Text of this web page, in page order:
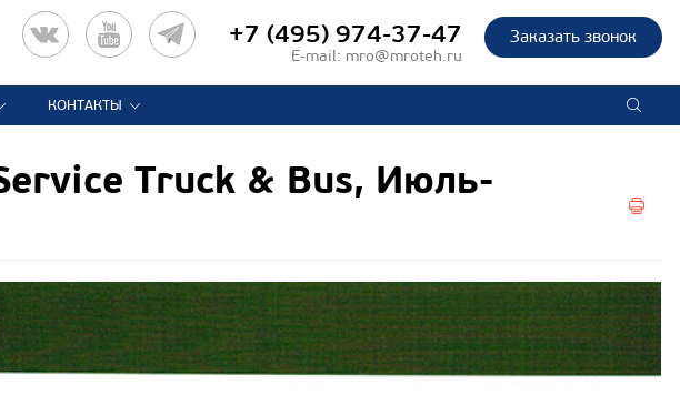
Заказать звонок
+7 (495) 974-37-47
E-mail: mro@mroteh.ru
КОНТАКТЫ
Truck & Bus, Июль-